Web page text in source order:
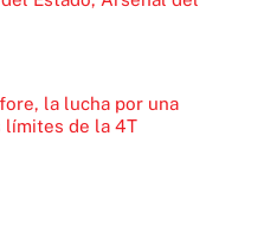
la lucha por una
límites de la 4T